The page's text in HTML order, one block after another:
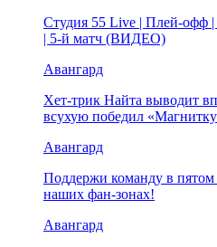
Студия 55 Live | Плей-офф |
| 5-й матч (ВИДЕО)
Авангард
Хет-трик Найта выводит
всухую победил
Авангард
Поддержи команду в пятом
наших фан-зонах!
Авангард